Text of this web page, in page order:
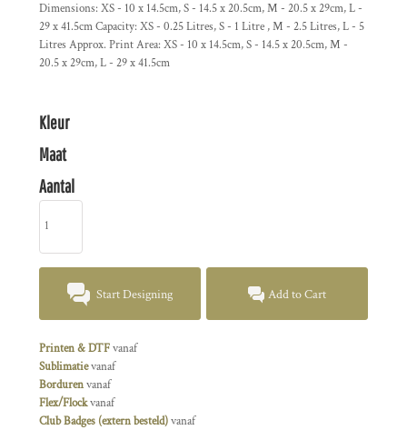
Dimensions: XS - 10 x 14.5cm, S - 14.5 x 20.5cm, M - 20.5 x 29cm, L -
29 x 41.5cm Capacity: XS - 0.25 Litres, S - 1 Litre , M - 2.5 Litres, L - 5
Litres Approx. Print Area: XS - 10 x 14.5cm, S - 14.5 x 20.5cm, M -
20.5 x 29cm, L - 29 x 41.5cm
Kleur
Maat
Aantal
Start Designing Add to Cart
Printen & DTFvanaf
Sublimatievanaf
Bordurenvanaf
Flex/Flockvanaf
Club Badges (extern besteld)vanaf